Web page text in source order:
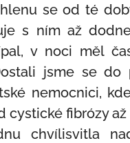
se od té
s ním až
v noci měl
jsme se do
nemocnici,
cystické fibrózy
chvílisvitla